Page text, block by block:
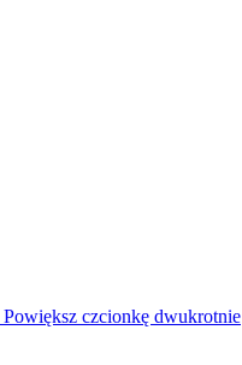
Powiększ czcionkę dwukrotnie